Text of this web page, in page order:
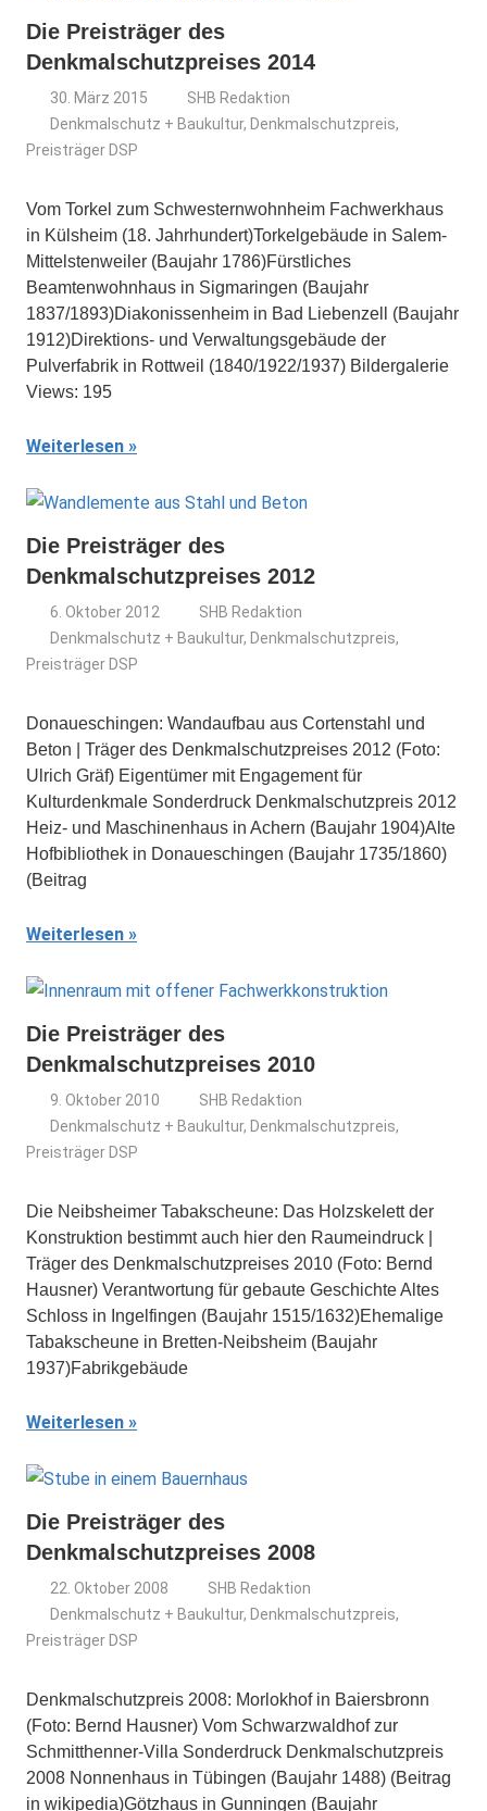
Die Preisträger des
Denkmalschutzpreises 2014
30. März 2015
SHB Redaktion
Denkmalschutz + Baukultur, Denkmalschutzpreis,
Preisträger DSP
Vom Torkel zum Schwesternwohnheim Fachwerkhaus
in Külsheim (18. Jahrhundert)Torkelgebäude in Salem-
Mittelstenweiler (Baujahr 1786)Fürstliches
Beamtenwohnhaus in Sigmaringen (Baujahr
1837/1893)Diakonissenheim in Bad Liebenzell (Baujahr
1912)Direktions- und Verwaltungsgebäude der
Pulverfabrik in Rottweil (1840/1922/1937) Bildergalerie
Views: 195
Weiterlesen
Die Preisträger des
Denkmalschutzpreises 2012
6. Oktober 2012
SHB Redaktion
Denkmalschutz + Baukultur, Denkmalschutzpreis,
Preisträger DSP
Donaueschingen: Wandaufbau aus Cortenstahl und
Beton | Träger des Denkmalschutzpreises 2012 (Foto:
Ulrich Gräf) Eigentümer mit Engagement für
Kulturdenkmale Sonderdruck Denkmalschutzpreis 2012
Heiz- und Maschinenhaus in Achern (Baujahr 1904)Alte
Hofbibliothek in Donaueschingen (Baujahr 1735/1860)
(Beitrag
Weiterlesen
Die Preisträger des
Denkmalschutzpreises 2010
9. Oktober 2010
SHB Redaktion
Denkmalschutz + Baukultur, Denkmalschutzpreis,
Preisträger DSP
Die Neibsheimer Tabakscheune: Das Holzskelett der
Konstruktion bestimmt auch hier den Raumeindruck |
Träger des Denkmalschutzpreises 2010 (Foto: Bernd
Hausner) Verantwortung für gebaute Geschichte Altes
Schloss in Ingelfingen (Baujahr 1515/1632)Ehemalige
Tabakscheune in Bretten-Neibsheim (Baujahr
1937)Fabrikgebäude
Weiterlesen
Die Preisträger des
Denkmalschutzpreises 2008
22. Oktober 2008
SHB Redaktion
Denkmalschutz + Baukultur, Denkmalschutzpreis,
Preisträger DSP
Denkmalschutzpreis 2008: Morlokhof in Baiersbronn
(Foto: Bernd Hausner) Vom Schwarzwaldhof zur
Schmitthenner-Villa Sonderdruck Denkmalschutzpreis
2008 Nonnenhaus in Tübingen (Baujahr 1488) (Beitrag
in wikipedia)Götzhaus in Gunningen (Baujahr